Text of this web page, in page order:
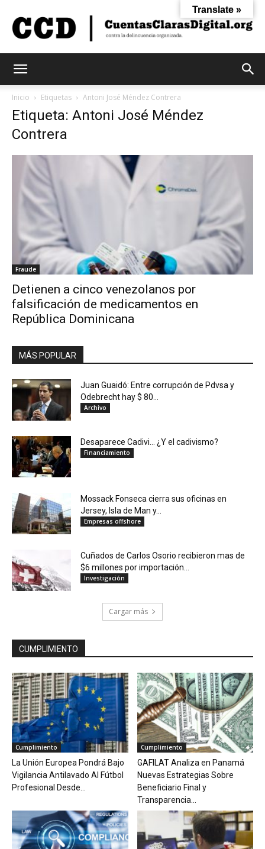
Digital
Inicio Etiquetas Antoni José Méndez Contrera
Etiqueta: Antoni José Méndez
Contrera
Fraude
Detienen a cinco venezolanos por
falsificación de medicamentos en
República Dominicana
MÁS POPULAR
Juan Guaidó: Entre corrupción de Pdvsa y
Odebrecht hay $ 80...
Archivo
Desaparece Cadivi… ¿Y el cadivismo?
Financiamiento
Mossack Fonseca cierra sus oficinas en
Jersey, Isla de Man y...
Empresas offshore
Cuñados de Carlos Osorio recibieron mas de
$6 millones por importación...
Investigación
Cargar más
CUMPLIMIENTO
Cumplimiento
La Unión Europea Pondrá Bajo
Vigilancia Antilavado Al Fútbol
Profesional Desde...
Cumplimiento
GAFILAT Analiza en Panamá
Nuevas Estrategias Sobre
Beneficiario Final y
Transparencia...
Translate »